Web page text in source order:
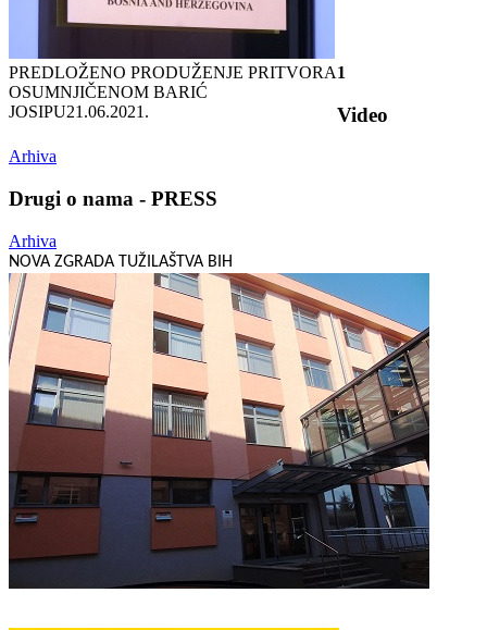
PREDLOŽENO PRODUŽENJE PRITVORA
OSUMNJIČENOM BARIĆ
JOSIPU21.06.2021.
1
Video
Arhiva
Drugi o nama - PRESS
Arhiva
NOVA ZGRADA TUŽILAŠTVA BIH